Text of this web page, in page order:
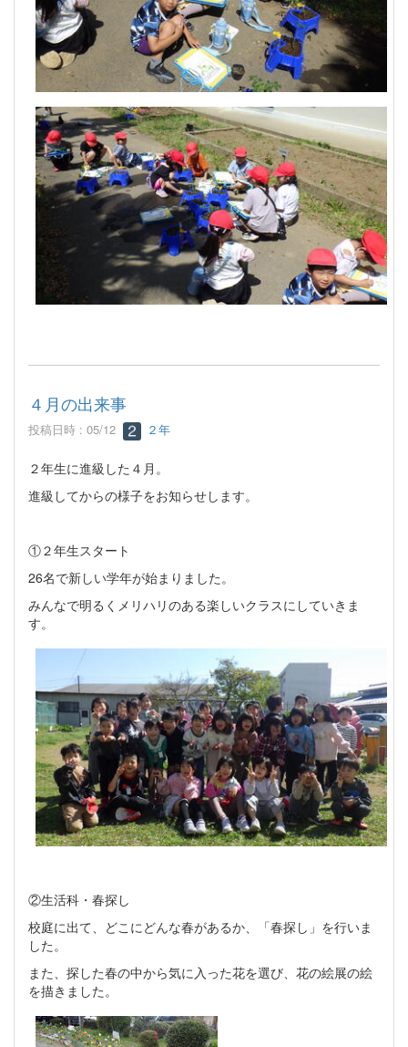
４月の出来事
投稿日時 : 05/12 ２年
２年生に進級した４月。
進級してからの様子をお知らせします。
①２年生スタート
26名で新しい学年が始まりました。
みんなで明るくメリハリのある楽しいクラスにしていきま
す。
②生活科・春探し
校庭に出て、どこにどんな春があるか、「春探し」を行いま
した。
また、探した春の中から気に入った花を選び、花の絵展の絵
を描きました。